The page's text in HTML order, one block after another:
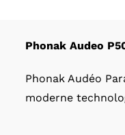
Phonak Audeo
Phonak Audéo
moderne